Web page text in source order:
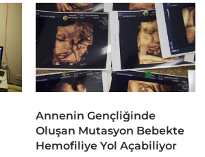
Annenin Gençliğinde
Oluşan Mutasyon Bebekte
Hemofiliye Yol Açabiliyor